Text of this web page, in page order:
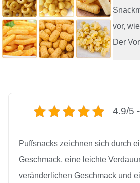
vor,
Der
4.9/5
Puffsnacks zeichnen sich durch
Geschmack, eine leichte
veränderlichen Geschmack und